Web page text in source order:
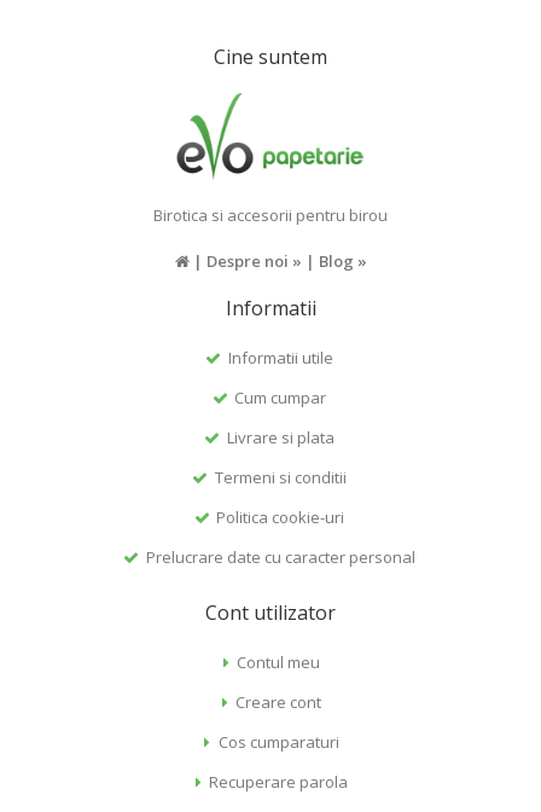
Cine suntem
Birotica si accesorii pentru birou
| Despre noi » | Blog »
Informatii
Informatii utile
Cum cumpar
Livrare si plata
Termeni si conditii
Politica cookie-uri
Prelucrare date cu caracter personal
Cont utilizator
Contul meu
Creare cont
Cos cumparaturi
Recuperare parola